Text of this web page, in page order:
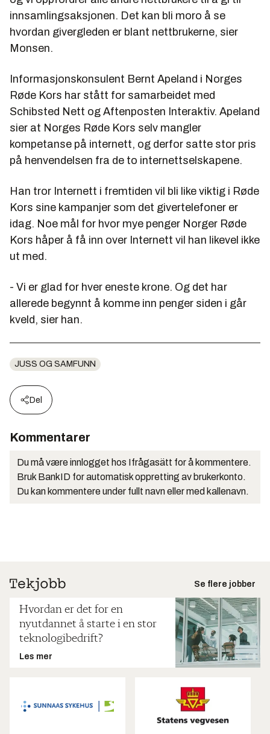
innsamlingsaksjonen. Det kan bli moro å se
hvordan givergleden er blant nettbrukerne, sier
Monsen.
Informasjonskonsulent Bernt Apeland i Norges
Røde Kors har stått for samarbeidet med
Schibsted Nett og Aftenposten Interaktiv. Apeland
sier at Norges Røde Kors selv mangler
kompetanse på internett, og derfor satte stor pris
på henvendelsen fra de to internettselskapene.
Han tror Internett i fremtiden vil bli like viktig i Røde
Kors sine kampanjer som det givertelefoner er
idag. Noe mål for hvor mye penger Norger Røde
Kors håper å få inn over Internett vil han likevel ikke
ut med.
- Vi er glad for hver eneste krone. Og det har
allerede begynnt å komme inn penger siden i går
kveld, sier han.
JUSS OG SAMFUNN
Del
Kommentarer
Du må være innlogget hos Ifrågasätt for å kommentere.
Bruk BankID for automatisk oppretting av brukerkonto.
Du kan kommentere under fullt navn eller med kallenavn.
Se flere jobber
Hvordan er det for en
nyutdannet å starte i en stor
teknologibedrift?
Les mer